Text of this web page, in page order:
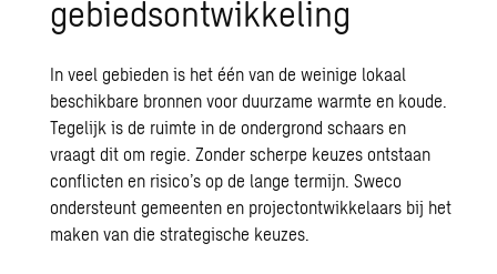
gebiedsontwikkeling
In veel gebieden is het één van de weinige lokaal
beschikbare bronnen voor duurzame warmte en koude.
Tegelijk is de ruimte in de ondergrond schaars en
vraagt dit om regie. Zonder scherpe keuzes ontstaan
conflicten en risico’s op de lange termijn. Sweco
ondersteunt gemeenten en projectontwikkelaars bij het
maken van die strategische keuzes.